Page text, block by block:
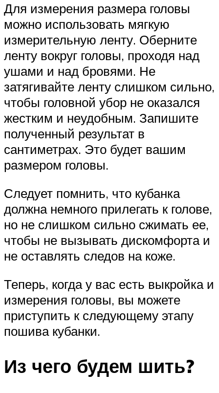
Для измерения размера головы
можно использовать мягкую
измерительную ленту. Оберните
ленту вокруг головы, проходя над
ушами и над бровями. Не
затягивайте ленту слишком сильно,
чтобы головной убор не оказался
жестким и неудобным. Запишите
полученный результат в
сантиметрах. Это будет вашим
размером головы.
Следует помнить, что кубанка
должна немного прилегать к голове,
но не слишком сильно сжимать ее,
чтобы не вызывать дискомфорта и
не оставлять следов на коже.
Теперь, когда у вас есть выкройка и
измерения головы, вы можете
приступить к следующему этапу
пошива кубанки.
Из чего будем шить?